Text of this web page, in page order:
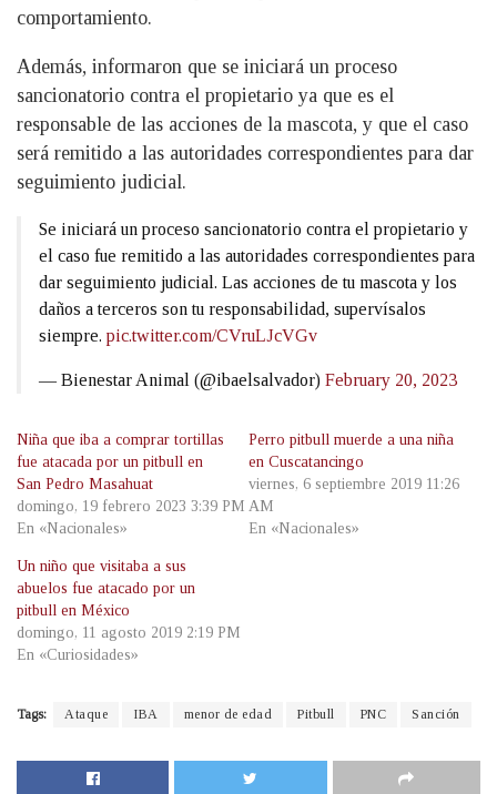
comportamiento.
Además, informaron que se iniciará un proceso
sancionatorio contra el propietario ya que es el
responsable de las acciones de la mascota, y que el caso
será remitido a las autoridades correspondientes para dar
seguimiento judicial.
Se iniciará un proceso sancionatorio contra el propietario y
el caso fue remitido a las autoridades correspondientes para
dar seguimiento judicial. Las acciones de tu mascota y los
daños a terceros son tu responsabilidad, supervísalos
siempre. pic.twitter.com/CVruLJcVGv
— Bienestar Animal (@ibaelsalvador) February 20, 2023
Niña que iba a comprar tortillas
fue atacada por un pitbull en
San Pedro Masahuat
domingo, 19 febrero 2023 3:39 PM
En «Nacionales»
Perro pitbull muerde a una niña
en Cuscatancingo
viernes, 6 septiembre 2019 11:26
AM
En «Nacionales»
Un niño que visitaba a sus
abuelos fue atacado por un
pitbull en México
domingo, 11 agosto 2019 2:19 PM
En «Curiosidades»
Tags: Ataque IBA menor de edad Pitbull PNC Sanción